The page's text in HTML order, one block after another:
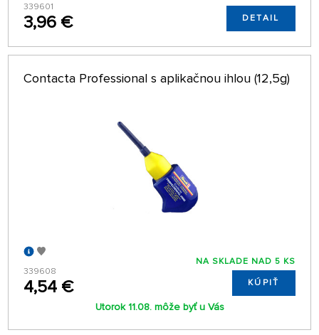
339601
3,96 € DETAIL
Contacta Professional s aplikačnou ihlou (12,5g)
339608
4,54 €
NA SKLADE NAD 5 KS
KÚPIŤ
Utorok 11.08. môže byť u Vás